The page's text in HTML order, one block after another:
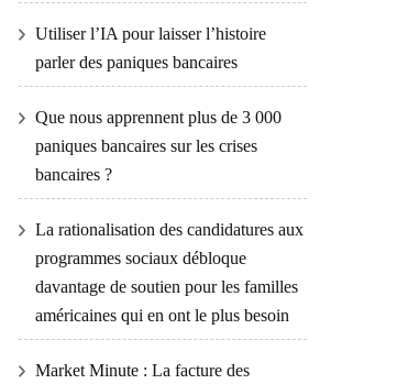
Utiliser l’IA pour laisser l’histoire
parler des paniques bancaires
Que nous apprennent plus de 3 000
paniques bancaires sur les crises
bancaires ?
La rationalisation des candidatures aux
programmes sociaux débloque
davantage de soutien pour les familles
américaines qui en ont le plus besoin
Market Minute : La facture des